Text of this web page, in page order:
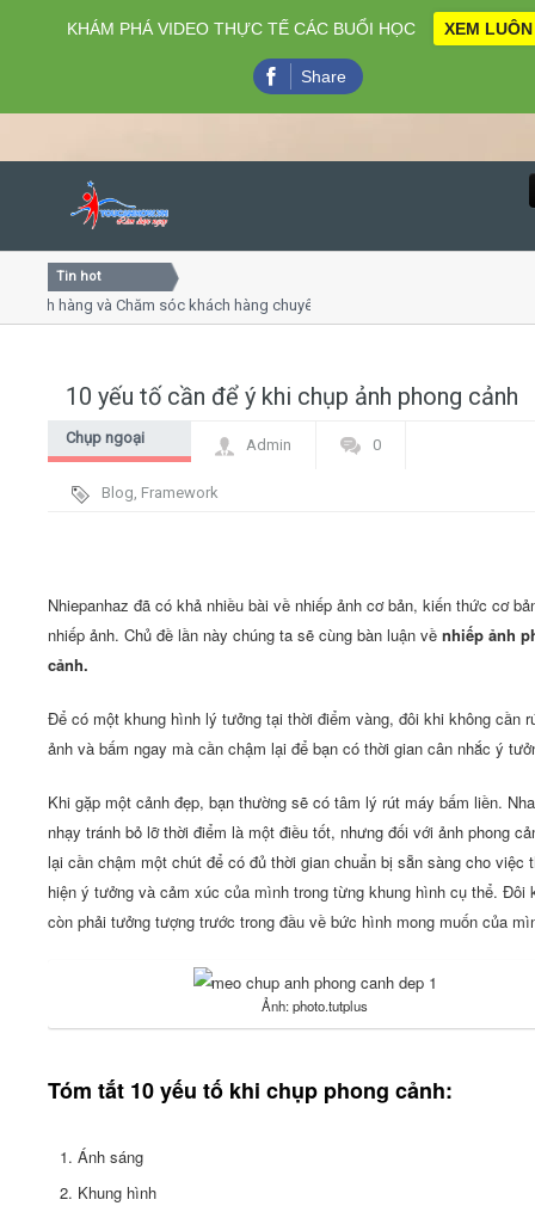
Close
Home
Giới thiệu
Kiến thức
Liên hệ - Đăng ký
Tìm kiếm
Tin hot
hàng và Chăm sóc khách hàng chuyên nghiệp
10 yếu tố cần để ý khi chụp ảnh phong cảnh
Chụp ngoại
Admin 0
Blog, Framework
Nhiepanhaz đã có khả nhiều bài về nhiếp ảnh cơ bản, kiến thức cơ
nhiếp ảnh. Chủ đề lần này chúng ta sẽ cùng bàn luận về nhiếp ảnh
cảnh.
Để có một khung hình lý tưởng tại thời điểm vàng, đôi khi không cần
ảnh và bấm ngay mà cần chậm lại để bạn có thời gian cân nhắc ý
Khi gặp một cảnh đẹp, bạn thường sẽ có tâm lý rút máy bấm liền.
nhạy tránh bỏ lỡ thời điểm là một điều tốt, nhưng đối với ảnh phong
lại cần chậm một chút để có đủ thời gian chuẩn bị sẵn sàng cho việc
hiện ý tưởng và cảm xúc của mình trong từng khung hình cụ thể. Đôi
còn phải tưởng tượng trước trong đầu về bức hình mong muốn của
Ảnh: photo.tutplus
Tóm tắt 10 yếu tố khi chụp phong cảnh:
Ánh sáng
Khung hình
KHÁM PHÁ VIDEO THỰC TẾ CÁC BUỔI HỌC XEM LUÔN
Share